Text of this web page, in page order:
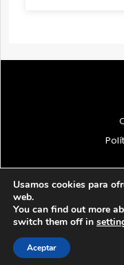
© 1997 - 2026
Usamos cookies para
web.
You can find out more
switch them off in
Aceptar